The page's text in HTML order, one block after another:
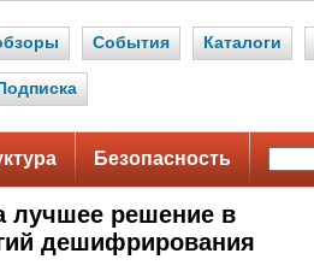
События Каталоги
Подписка
Безопасность
лучшее решение в
дешифрирования